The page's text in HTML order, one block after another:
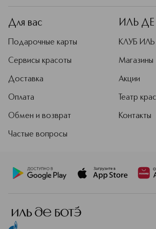
Для вас
Подарочные карты
Сервисы красоты
Доставка
Оплата
Обмен и возврат
Частые вопросы
ИЛЬ
КЛУБ
Магазины
Акции
Театр
Контакты